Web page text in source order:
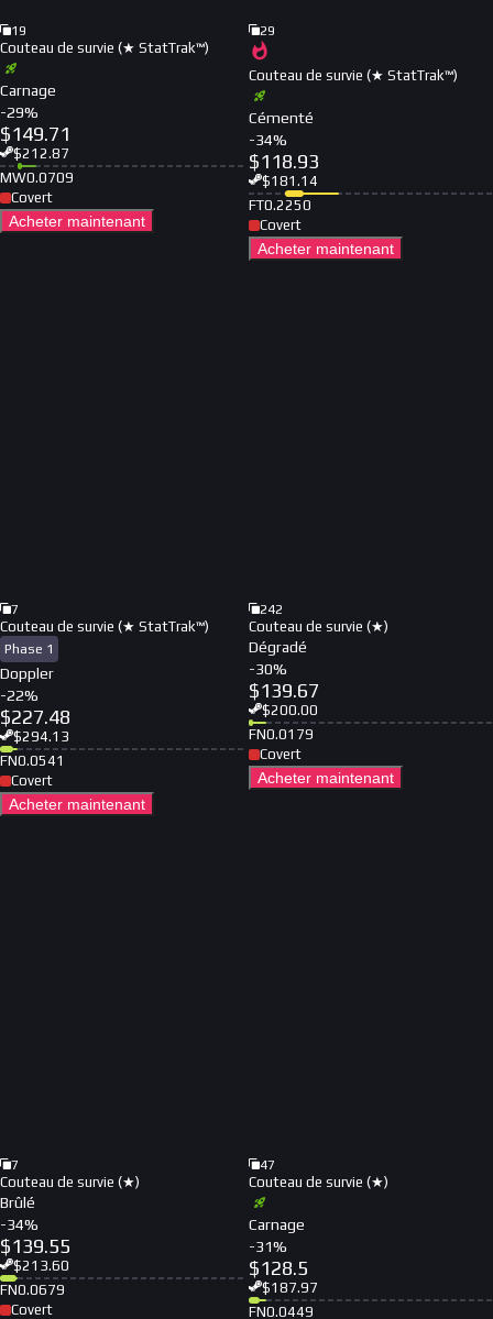
19
Couteau de survie (★ StatTrak™)
Carnage
-29%
$149.71
$212.87
MW0.0709
Covert
Acheter maintenant
29
Couteau de survie (★ StatTrak™)
Cémenté
-34%
$118.93
$181.14
FT0.2250
Covert
Acheter maintenant
7
Couteau de survie (★ StatTrak™)
Phase 1
Doppler
-22%
$227.48
$294.13
FN0.0541
Covert
Acheter maintenant
242
Couteau de survie (★)
Dégradé
-30%
$139.67
$200.00
FN0.0179
Covert
Acheter maintenant
7
Couteau de survie (★)
Brûlé
-34%
$139.55
$213.60
FN0.0679
Covert
47
Couteau de survie (★)
Carnage
-31%
$128.5
$187.97
FN0.0449